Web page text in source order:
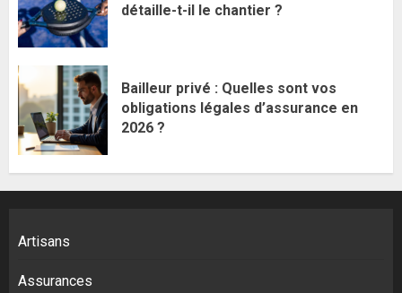
détaille-t-il le chantier ?
Bailleur privé : Quelles sont vos
obligations légales d’assurance en
2026 ?
Artisans
Assurances